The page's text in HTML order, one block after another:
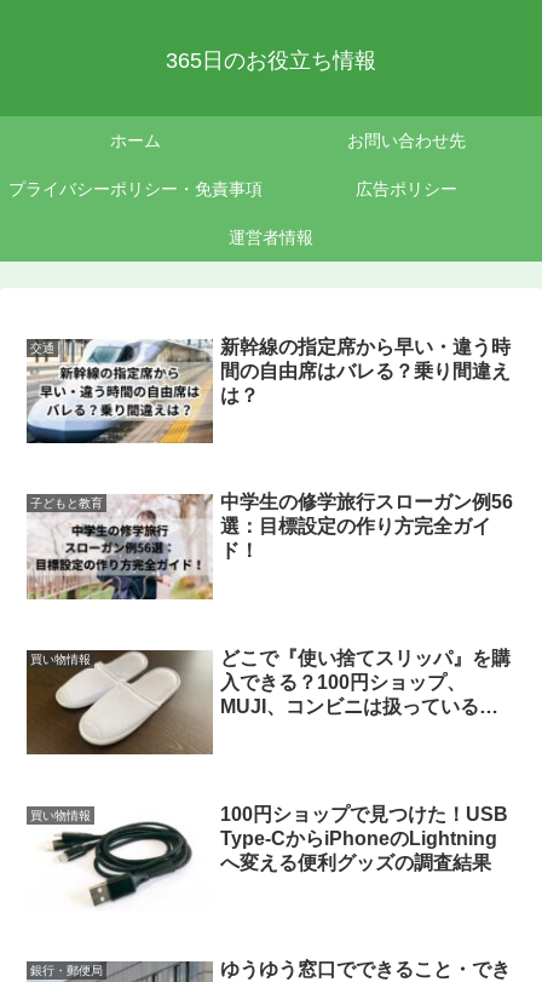
365日のお役立ち情報
ホーム お問い合わせ先
プライバシーポリシー・免責事項 広告ポリシー
運営者情報
交通
新幹線の指定席から早い・違う時
間の自由席はバレる？乗り間違え
は？
子どもと教育
中学生の修学旅行スローガン例56
選：目標設定の作り方完全ガイ
ド！
買い物情報
どこで『使い捨てスリッパ』を購
入できる？100円ショップ、
MUJI、コンビニは扱っている
買い物情報
100円ショップで見つけた！USB
Type-CからiPhoneのLightning
へ変える便利グッズの調査結果
銀行・郵便局
ゆうゆう窓口でできること・でき